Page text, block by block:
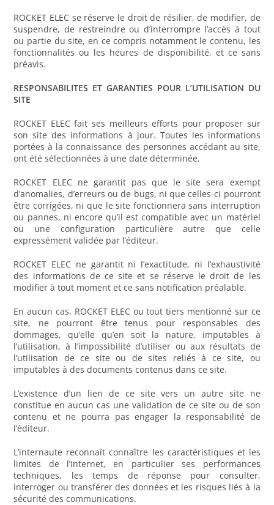
ROCKET ELEC se réserve le droit de résilier, de modifier, de
suspendre, de restreindre ou d’interrompre l’accès à tout
ou partie du site, en ce compris notamment le contenu, les
fonctionnalités ou les heures de disponibilité, et ce sans
préavis.
RESPONSABILITES ET GARANTIES POUR L’UTILISATION DU
SITE
ROCKET ELEC fait ses meilleurs efforts pour proposer sur
son site des informations à jour. Toutes les informations
portées à la connaissance des personnes accédant au site,
ont été sélectionnées à une date déterminée.
ROCKET ELEC ne garantit pas que le site sera exempt
d’anomalies, d’erreurs ou de bugs, ni que celles-ci pourront
être corrigées, ni que le site fonctionnera sans interruption
ou pannes, ni encore qu’il est compatible avec un matériel
ou une configuration particulière autre que celle
expressément validée par l’éditeur.
ROCKET ELEC ne garantit ni l’exactitude, ni l’exhaustivité
des informations de ce site et se réserve le droit de les
modifier à tout moment et ce sans notification préalable.
En aucun cas, ROCKET ELEC ou tout tiers mentionné sur ce
site, ne pourront être tenus pour responsables des
dommages, qu’elle qu’en soit la nature, imputables à
l’utilisation, à l’impossibilité d’utiliser ou aux résultats de
l’utilisation de ce site ou de sites reliés à ce site, ou
imputables à des documents contenus dans ce site.
L’existence d’un lien de ce site vers un autre site ne
constitue en aucun cas une validation de ce site ou de son
contenu et ne pourra pas engager la responsabilité de
l’éditeur.
L’internaute reconnaît connaître les caractéristiques et les
limites de l’Internet, en particulier ses performances
techniques, les temps de réponse pour consulter,
interroger ou transférer des données et les risques liés à la
sécurité des communications.